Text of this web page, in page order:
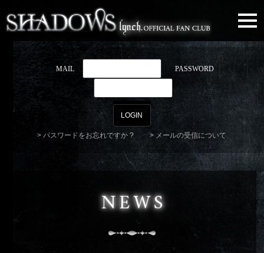
MAIL PASSWORD
パスワードをお忘れですか ? メールの受信について
NEWS